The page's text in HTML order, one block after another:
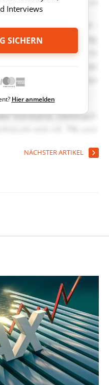
Interviews
SICHERN
Hier anmelden
NÄCHSTER ARTIKEL